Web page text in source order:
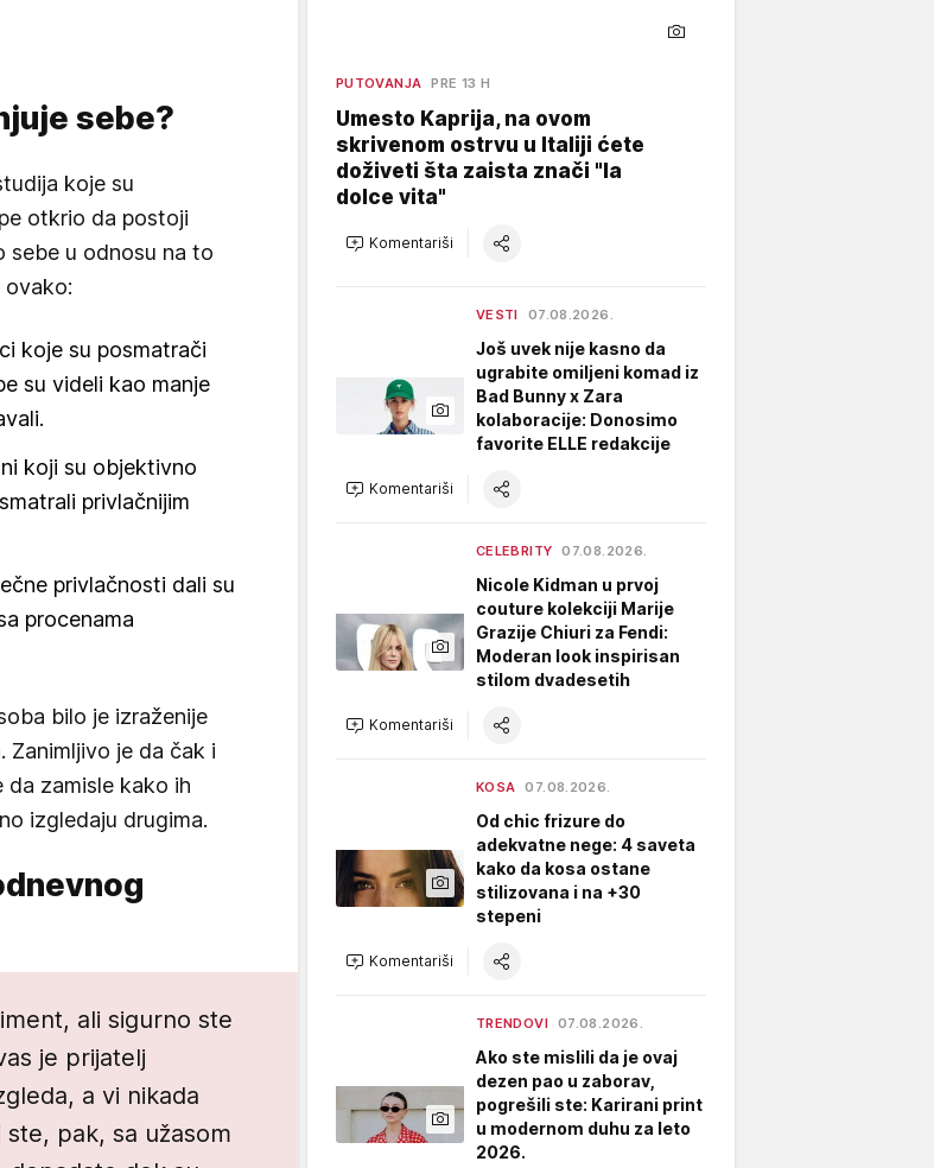
sebe?
koje su
otkrio da postoji
sebe u odnosu na to
koje su posmatrači
su videli kao manje
koji su objektivno
privlačnijim
privlačnosti dali su
procenama
bilo je izraženije
Zanimljivo je da čak i
da zamisle kako ih
izgledaju drugima.
ali sigurno ste
je prijatelj
a vi nikada
ste, pak, sa užasom
PUTOVANJA PRE 13 H
Umesto Kaprija, na ovom
skrivenom ostrvu u Italiji ćete
doživeti šta zaista znači "la
dolce vita"
Komentariši
VESTI 07.08.2026.
Još uvek nije kasno da
ugrabite omiljeni komad iz
Bad Bunny x Zara
kolaboracije: Donosimo
favorite ELLE redakcije
Komentariši
CELEBRITY 07.08.2026.
Nicole Kidman u prvoj
couture kolekciji Marije
Grazije Chiuri za Fendi:
Moderan look inspirisan
stilom dvadesetih
Komentariši
KOSA 07.08.2026.
Od chic frizure do
adekvatne nege: 4 saveta
kako da kosa ostane
stilizovana i na +30
stepeni
Komentariši
TRENDOVI 07.08.2026.
Ako ste mislili da je ovaj
dezen pao u zaborav,
pogrešili ste: Karirani print
u modernom duhu za leto
2026.